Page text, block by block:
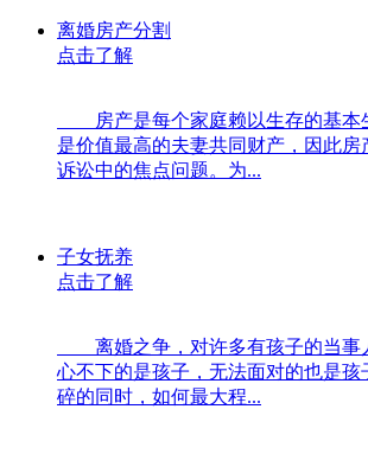
离婚房产分割
点击了解
房产是每个家庭赖以生存的基本
是价值最高的夫妻共同财产，因此房
诉讼中的焦点问题。为...
子女抚养
点击了解
离婚之争，对许多有孩子的当事
心不下的是孩子，无法面对的也是孩
碎的同时，如何最大程...